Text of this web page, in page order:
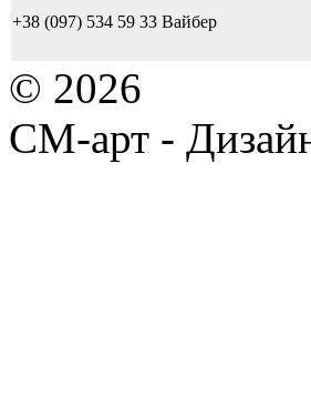
+38 (097) 534 59 33 Вайбер
© 2026
СМ-арт -